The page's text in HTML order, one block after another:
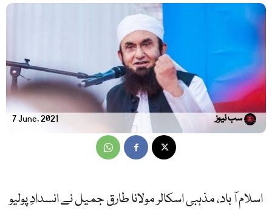
7 June, 2021 سب نیوز
اسلام آ باد، مذہبی اسکالر مولانا طارق جمیل نے انسدادِ پولیو